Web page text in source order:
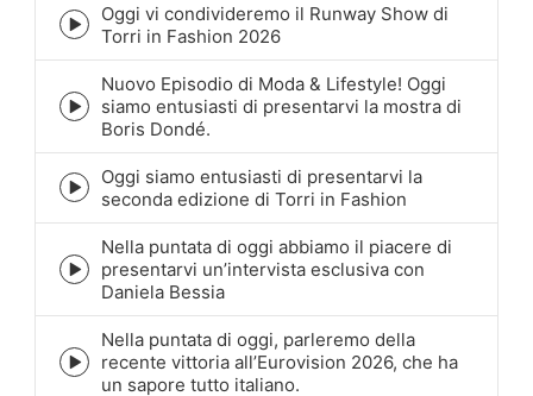
Episode
play
icon
Oggi vi condivideremo il Runway Show di
Torri in Fashion 2026
Episode
play
icon
Nuovo Episodio di Moda & Lifestyle! Oggi
siamo entusiasti di presentarvi la mostra di
Boris Dondé.
Episode
play
icon
Oggi siamo entusiasti di presentarvi la
seconda edizione di Torri in Fashion
Episode
play
icon
Nella puntata di oggi abbiamo il piacere di
presentarvi un’intervista esclusiva con
Daniela Bessia
Episode
Nella puntata di oggi, parleremo della
recente vittoria all’Eurovision 2026, che ha
un sapore tutto italiano.